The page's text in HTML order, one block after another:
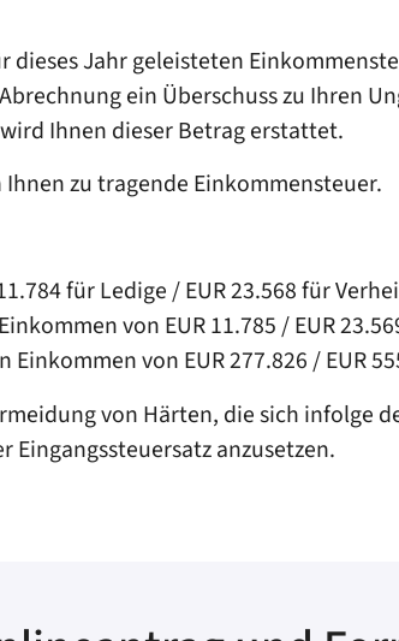
Jahr geleisteten
ein Überschuss zu Ihren
Ihnen dieser Betrag erstattet.
zu tragende Einkommensteuer.
für Ledige / EUR 23.568 für
von EUR 11.785 / EUR
von EUR 277.826 / EUR
von Härten, die sich infolge
Eingangssteuersatz anzusetzen.